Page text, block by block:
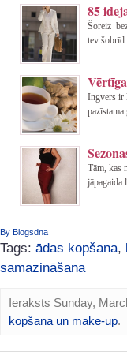
85
Šoreiz
tev šobrīd
Ingvers ir
pazīstama
Tām, kas
jāpagaida
By Blogsdna
Tags: ādas kopšana,
samazināšana
Ieraksts Sunday,
kopšana un make-up.